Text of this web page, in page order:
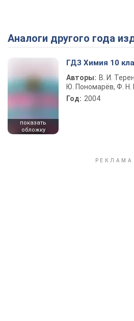
Аналоги другого года
показать
обложку
ГДЗ Химия 10
Авторы: В. И.
Ю. Пономарёв, Ф. Н.
Год: 2004